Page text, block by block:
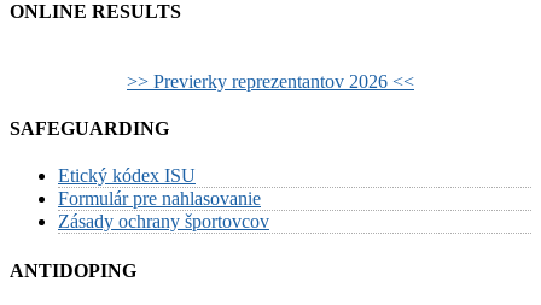
ONLINE RESULTS
>> Previerky reprezentantov 2026 <<
SAFEGUARDING
Etický kódex ISU
Formulár pre nahlasovanie
Zásady ochrany športovcov
ANTIDOPING